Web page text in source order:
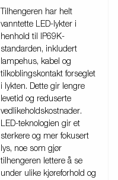
Tilhengeren har helt
vanntette LED-lykter i
henhold til IP69K-
standarden, inkludert
lampehus, kabel og
tilkoblingskontakt forseglet
i lykten. Dette gir lengre
levetid og reduserte
vedlikeholdskostnader.
LED-teknologien gir et
sterkere og mer fokusert
lys, noe som gjør
tilhengeren lettere å se
under ulike kjøreforhold og